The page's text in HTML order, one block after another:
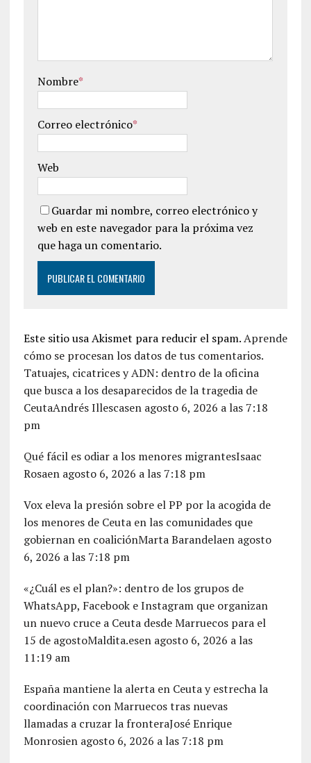
Nombre*
Correo electrónico*
Web
Guardar mi nombre, correo electrónico y
web en este navegador para la próxima vez
que haga un comentario.
Este sitio usa Akismet para reducir el spam.Aprende
cómo se procesan los datos de tus comentarios.
Tatuajes, cicatrices y ADN: dentro de la oficina
que busca a los desaparecidos de la tragedia de
CeutaAndrés Illescasen agosto 6, 2026 a las 7:18
pm
Qué fácil es odiar a los menores migrantesIsaac
Rosaen agosto 6, 2026 a las 7:18 pm
Vox eleva la presión sobre el PP por la acogida de
los menores de Ceuta en las comunidades que
gobiernan en coaliciónMarta Barandelaen agosto
6, 2026 a las 7:18 pm
«¿Cuál es el plan?»: dentro de los grupos de
WhatsApp, Facebook e Instagram que organizan
un nuevo cruce a Ceuta desde Marruecos para el
15 de agostoMaldita.esen agosto 6, 2026 a las
11:19 am
España mantiene la alerta en Ceuta y estrecha la
coordinación con Marruecos tras nuevas
llamadas a cruzar la fronteraJosé Enrique
Monrosien agosto 6, 2026 a las 7:18 pm